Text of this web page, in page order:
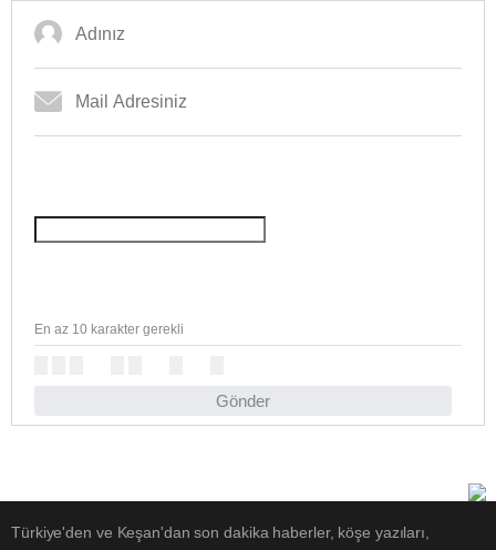
Gönder
En az 10 karakter gerekli
Türkiye'den ve Keşan'dan son dakika haberler, köşe yazıları,